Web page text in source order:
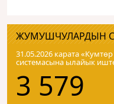
ЖУМУШЧУЛАРДЫН
31.05.2026 карата
системасына ылайык
3 579